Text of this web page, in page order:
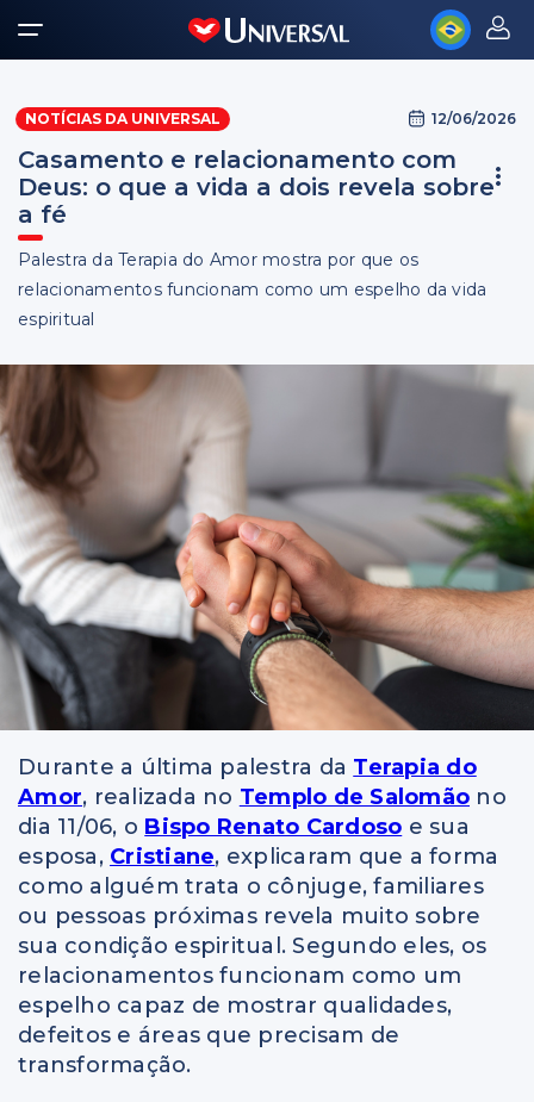
NOTÍCIAS DA UNIVERSAL 12/06/2026
Casamento e relacionamento com
Deus: o que a vida a dois revela sobre
a fé
Palestra da Terapia do Amor mostra por que os
relacionamentos funcionam como um espelho da vida
espiritual
Durante a última palestra da Terapia do
Amor, realizada no Templo de Salomão no
dia 11/06, o Bispo Renato Cardoso e sua
esposa, Cristiane, explicaram que a forma
como alguém trata o cônjuge, familiares
ou pessoas próximas revela muito sobre
sua condição espiritual. Segundo eles, os
relacionamentos funcionam como um
espelho capaz de mostrar qualidades,
defeitos e áreas que precisam de
transformação.